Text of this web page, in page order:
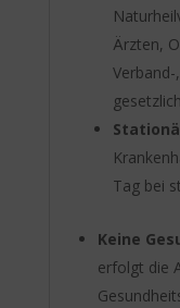
Ärzten,
Tag bei
Keine
erfolgt die